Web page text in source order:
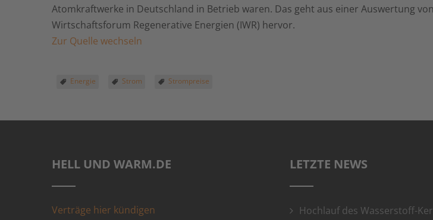
Atomkraftwerke in Deutschland in Betrieb waren. Das geht aus einer Auswertung
Wirtschaftsforum Regenerative Energien (IWR) hervor.
Zur Quelle wechseln
Energie Strom Strompreise
HELL UND WARM.DE
Verträge hier kündigen
LETZTE NEWS
Hochlauf des Wasserstoff-